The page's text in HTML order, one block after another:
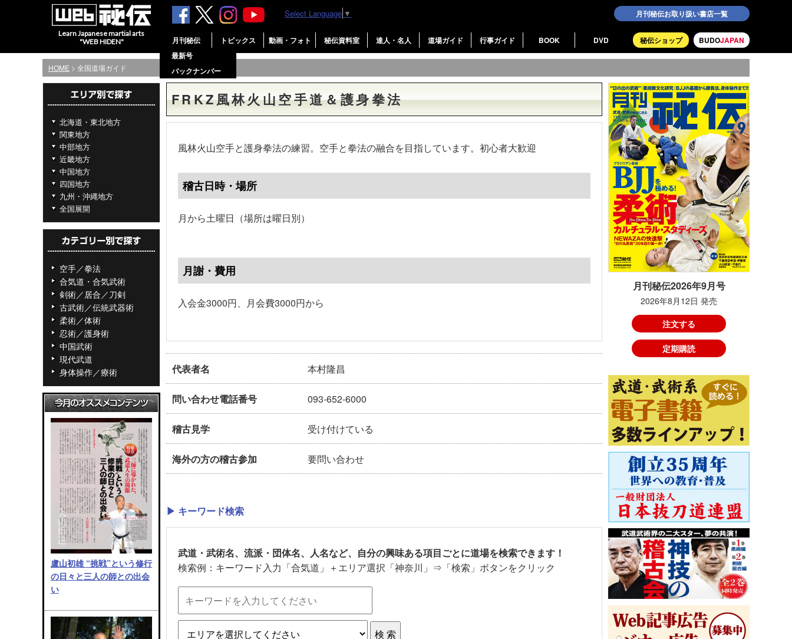
Learn Japanese martial arts
"WEB HIDEN"
月刊秘伝お取り扱い書店一覧
BUDOJAPAN
秘伝ショップ
月刊秘伝
最新号
バックナンバー
トピックス 動画・フォト 秘伝資料室 達人・名人 道場ガイド 行事ガイド BOOK DVD
Select Language ▼
HOME > 全国道場ガイド
北海道・東北地方
関東地方
中部地方
近畿地方
中国地方
四国地方
九州・沖縄地方
全国展開
空手／拳法
合気道・合気武術
剣術／居合／刀剣
古武術／伝統武器術
柔術／体術
忍術／護身術
中国武術
現代武道
身体操作／療術
盧山初雄 “挑戦”という修行
の日々と三人の師との出会
い
FRKZ風林火山空手道＆護身拳法
風林火山空手と護身拳法の練習。空手と拳法の融合を目指しています。初心者大歓迎
稽古日時・場所
月から土曜日（場所は曜日別）
月謝・費用
入会金3000円、月会費3000円から
代表者名 本村隆昌
問い合わせ電話番号 093-652-6000
稽古見学 受け付けている
海外の方の稽古参加 要問い合わせ
▶ キーワード検索
武道・武術名、流派・団体名、人名など、自分の興味ある項目ごとに道場を検索できます！
検索例：キーワード入力「合気道」＋エリア選択「神奈川」⇒「検索」ボタンをクリック
月刊秘伝2026年9月号
2026年8月12日 発売
注文する
定期購読